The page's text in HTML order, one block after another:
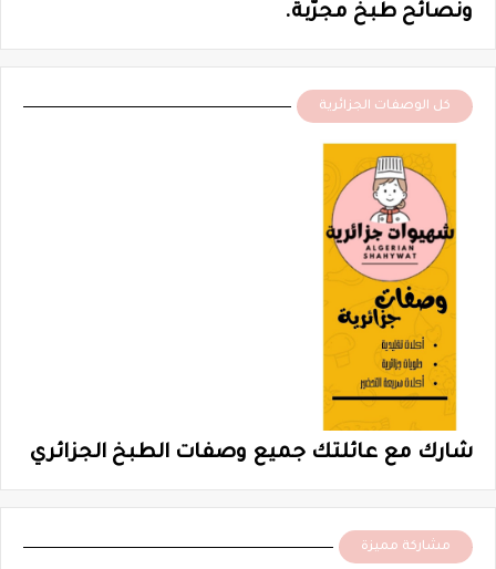
ونصائح طبخ مجرّبة.
كل الوصفات الجزائرية
شارك مع عائلتك جميع وصفات الطبخ الجزائري
مشاركة مميزة